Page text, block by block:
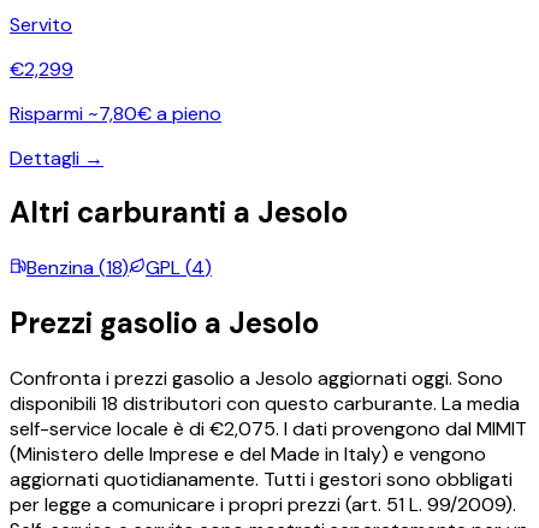
Servito
€2,299
Risparmi ~7,80€ a pieno
Dettagli →
Altri carburanti a Jesolo
Benzina(18) GPL(4)
Prezzi gasolio a Jesolo
Confronta i prezzigasolio aJesolo aggiornati oggi. Sono
disponibili18 distributori con questo carburante. La media
self-service locale è di €2,075. I dati provengono dal MIMIT
(Ministero delle Imprese e del Made in Italy) e vengono
aggiornati quotidianamente. Tutti i gestori sono obbligati
per legge a comunicare i propri prezzi (art. 51 L. 99/2009).